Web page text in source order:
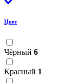
Цвет
Чёрный 6
Красный 1